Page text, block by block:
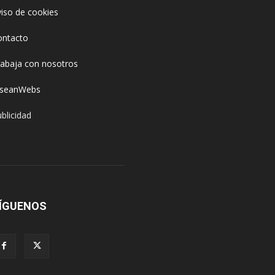
de cookies
con nosotros